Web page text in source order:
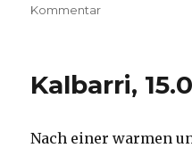
Kommentarzu
Kalbarri,
Nach einer warmen